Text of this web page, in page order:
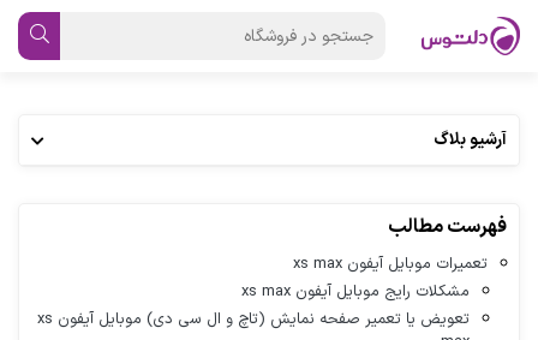
آرشیو بلاگ
فهرست مطالب
تعمیرات موبایل آیفون xs max
مشکلات رایج موبایل آیفون xs max
تعویض یا تعمیر صفحه نمایش (تاچ و ال سی دی) موبایل آیفون xs